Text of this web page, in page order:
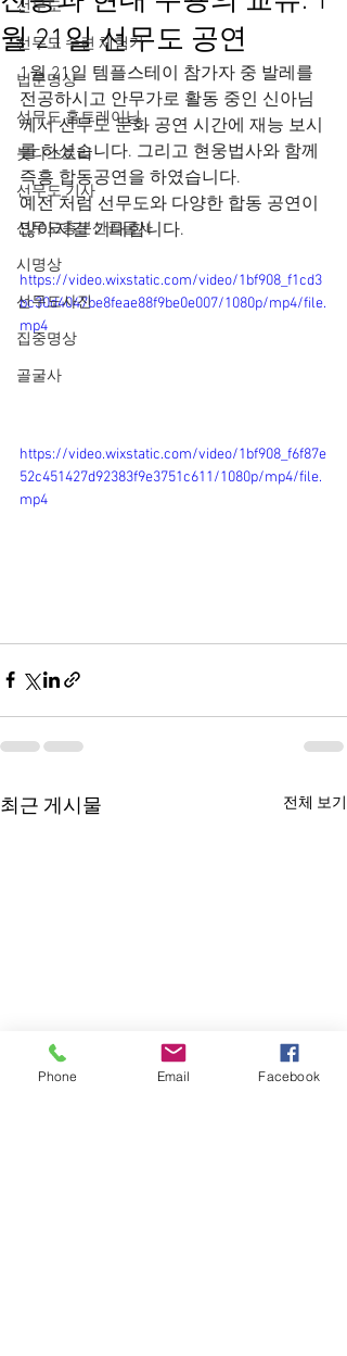
선무도
선무도 수련 체험기
법문명상
선무도 홈트레이닝
붓다스토리
선무도 기사
선무도총본산골굴사
시명상
선무도사진
집중명상
골굴사
월 21일 선무도 공연
1월 21일 템플스테이 참가자 중 발레를
전공하시고 안무가로 활동 중인 신아님
께서 선무도 문화 공연 시간에 재능 보시
를 하셨습니다. 그리고 현웅법사와 함께
즉흥 합동공연을 하였습니다.
예전 처럼 선무도와 다양한 합동 공연이
많아지길 기대합니다.
https://video.wixstatic.com/video/1bf908_f1cd3
bc30d4047be8feae88f9be0e007/1080p/mp4/file.
mp4
https://video.wixstatic.com/video/1bf908_f6f87e
52c451427d92383f9e3751c611/1080p/mp4/file.
mp4
최근 게시물 전체 보기
Phone Email Facebook